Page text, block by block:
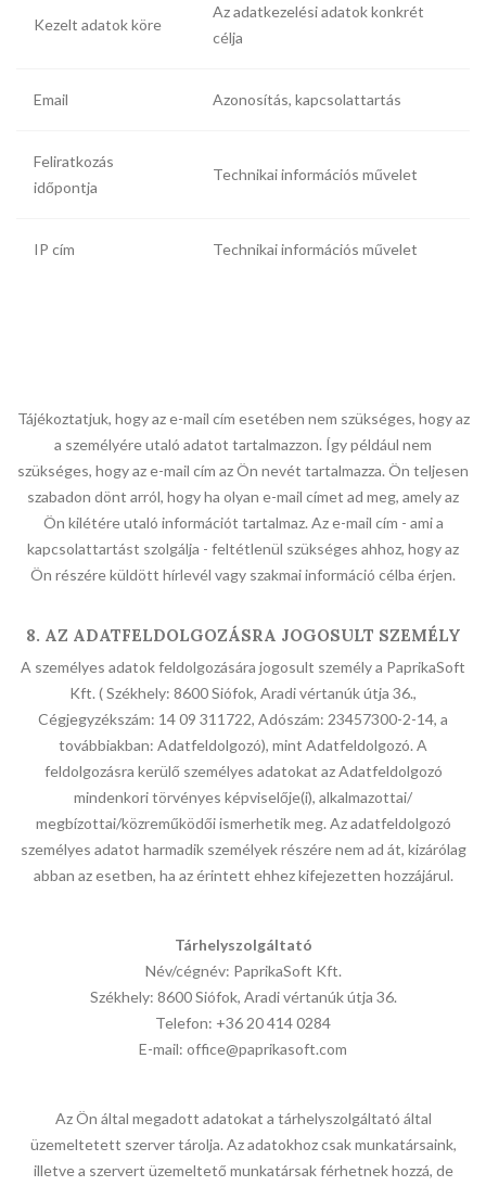
Kezelt adatok köre
Az adatkezelési adatok konkrét
célja
Email Azonosítás, kapcsolattartás
Feliratkozás
időpontja
Technikai információs művelet
IP cím Technikai információs művelet
Tájékoztatjuk, hogy az e-mail cím esetében nem szükséges, hogy az
a személyére utaló adatot tartalmazzon. Így például nem
szükséges, hogy az e-mail cím az Ön nevét tartalmazza. Ön teljesen
szabadon dönt arról, hogy ha olyan e-mail címet ad meg, amely az
Ön kilétére utaló információt tartalmaz. Az e-mail cím - ami a
kapcsolattartást szolgálja - feltétlenül szükséges ahhoz, hogy az
Ön részére küldött hírlevél vagy szakmai információ célba érjen.
8. AZ ADATFELDOLGOZÁSRA JOGOSULT SZEMÉLY
A személyes adatok feldolgozására jogosult személy a PaprikaSoft
Kft. ( Székhely: 8600 Siófok, Aradi vértanúk útja 36.,
Cégjegyzékszám: 14 09 311722, Adószám: 23457300-2-14, a
továbbiakban: Adatfeldolgozó), mint Adatfeldolgozó. A
feldolgozásra kerülő személyes adatokat az Adatfeldolgozó
mindenkori törvényes képviselője(i), alkalmazottai/
megbízottai/közreműködői ismerhetik meg. Az adatfeldolgozó
személyes adatot harmadik személyek részére nem ad át, kizárólag
abban az esetben, ha az érintett ehhez kifejezetten hozzájárul.
Tárhelyszolgáltató
Név/cégnév: PaprikaSoft Kft.
Székhely: 8600 Siófok, Aradi vértanúk útja 36.
Telefon: +36 20 414 0284
E-mail: office@paprikasoft.com
Az Ön által megadott adatokat a tárhelyszolgáltató által
üzemeltetett szerver tárolja. Az adatokhoz csak munkatársaink,
illetve a szervert üzemeltető munkatársak férhetnek hozzá, de